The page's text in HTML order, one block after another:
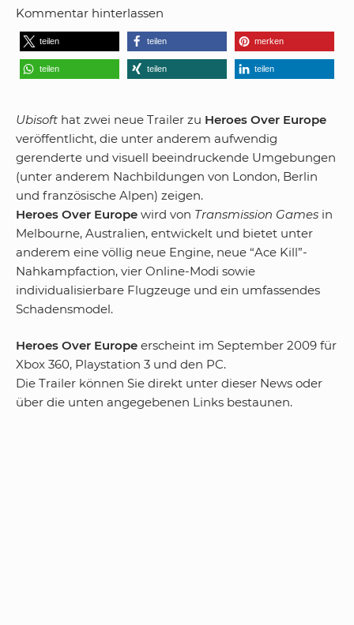
Kommentar hinterlassen
teilen teilen merken
teilen teilen teilen
Ubisoft hat zwei neue Trailer zu Heroes Over Europe
veröffentlicht, die unter anderem aufwendig
gerenderte und visuell beeindruckende Umgebungen
(unter anderem Nachbildungen von London, Berlin
und französische Alpen) zeigen.
Heroes Over Europe wird von Transmission Games in
Melbourne, Australien, entwickelt und bietet unter
anderem eine völlig neue Engine, neue “Ace Kill”-
Nahkampfaction, vier Online-Modi sowie
individualisierbare Flugzeuge und ein umfassendes
Schadensmodel.
Heroes Over Europe erscheint im September 2009 für
Xbox 360, Playstation 3 und den PC.
Die Trailer können Sie direkt unter dieser News oder
über die unten angegebenen Links bestaunen.